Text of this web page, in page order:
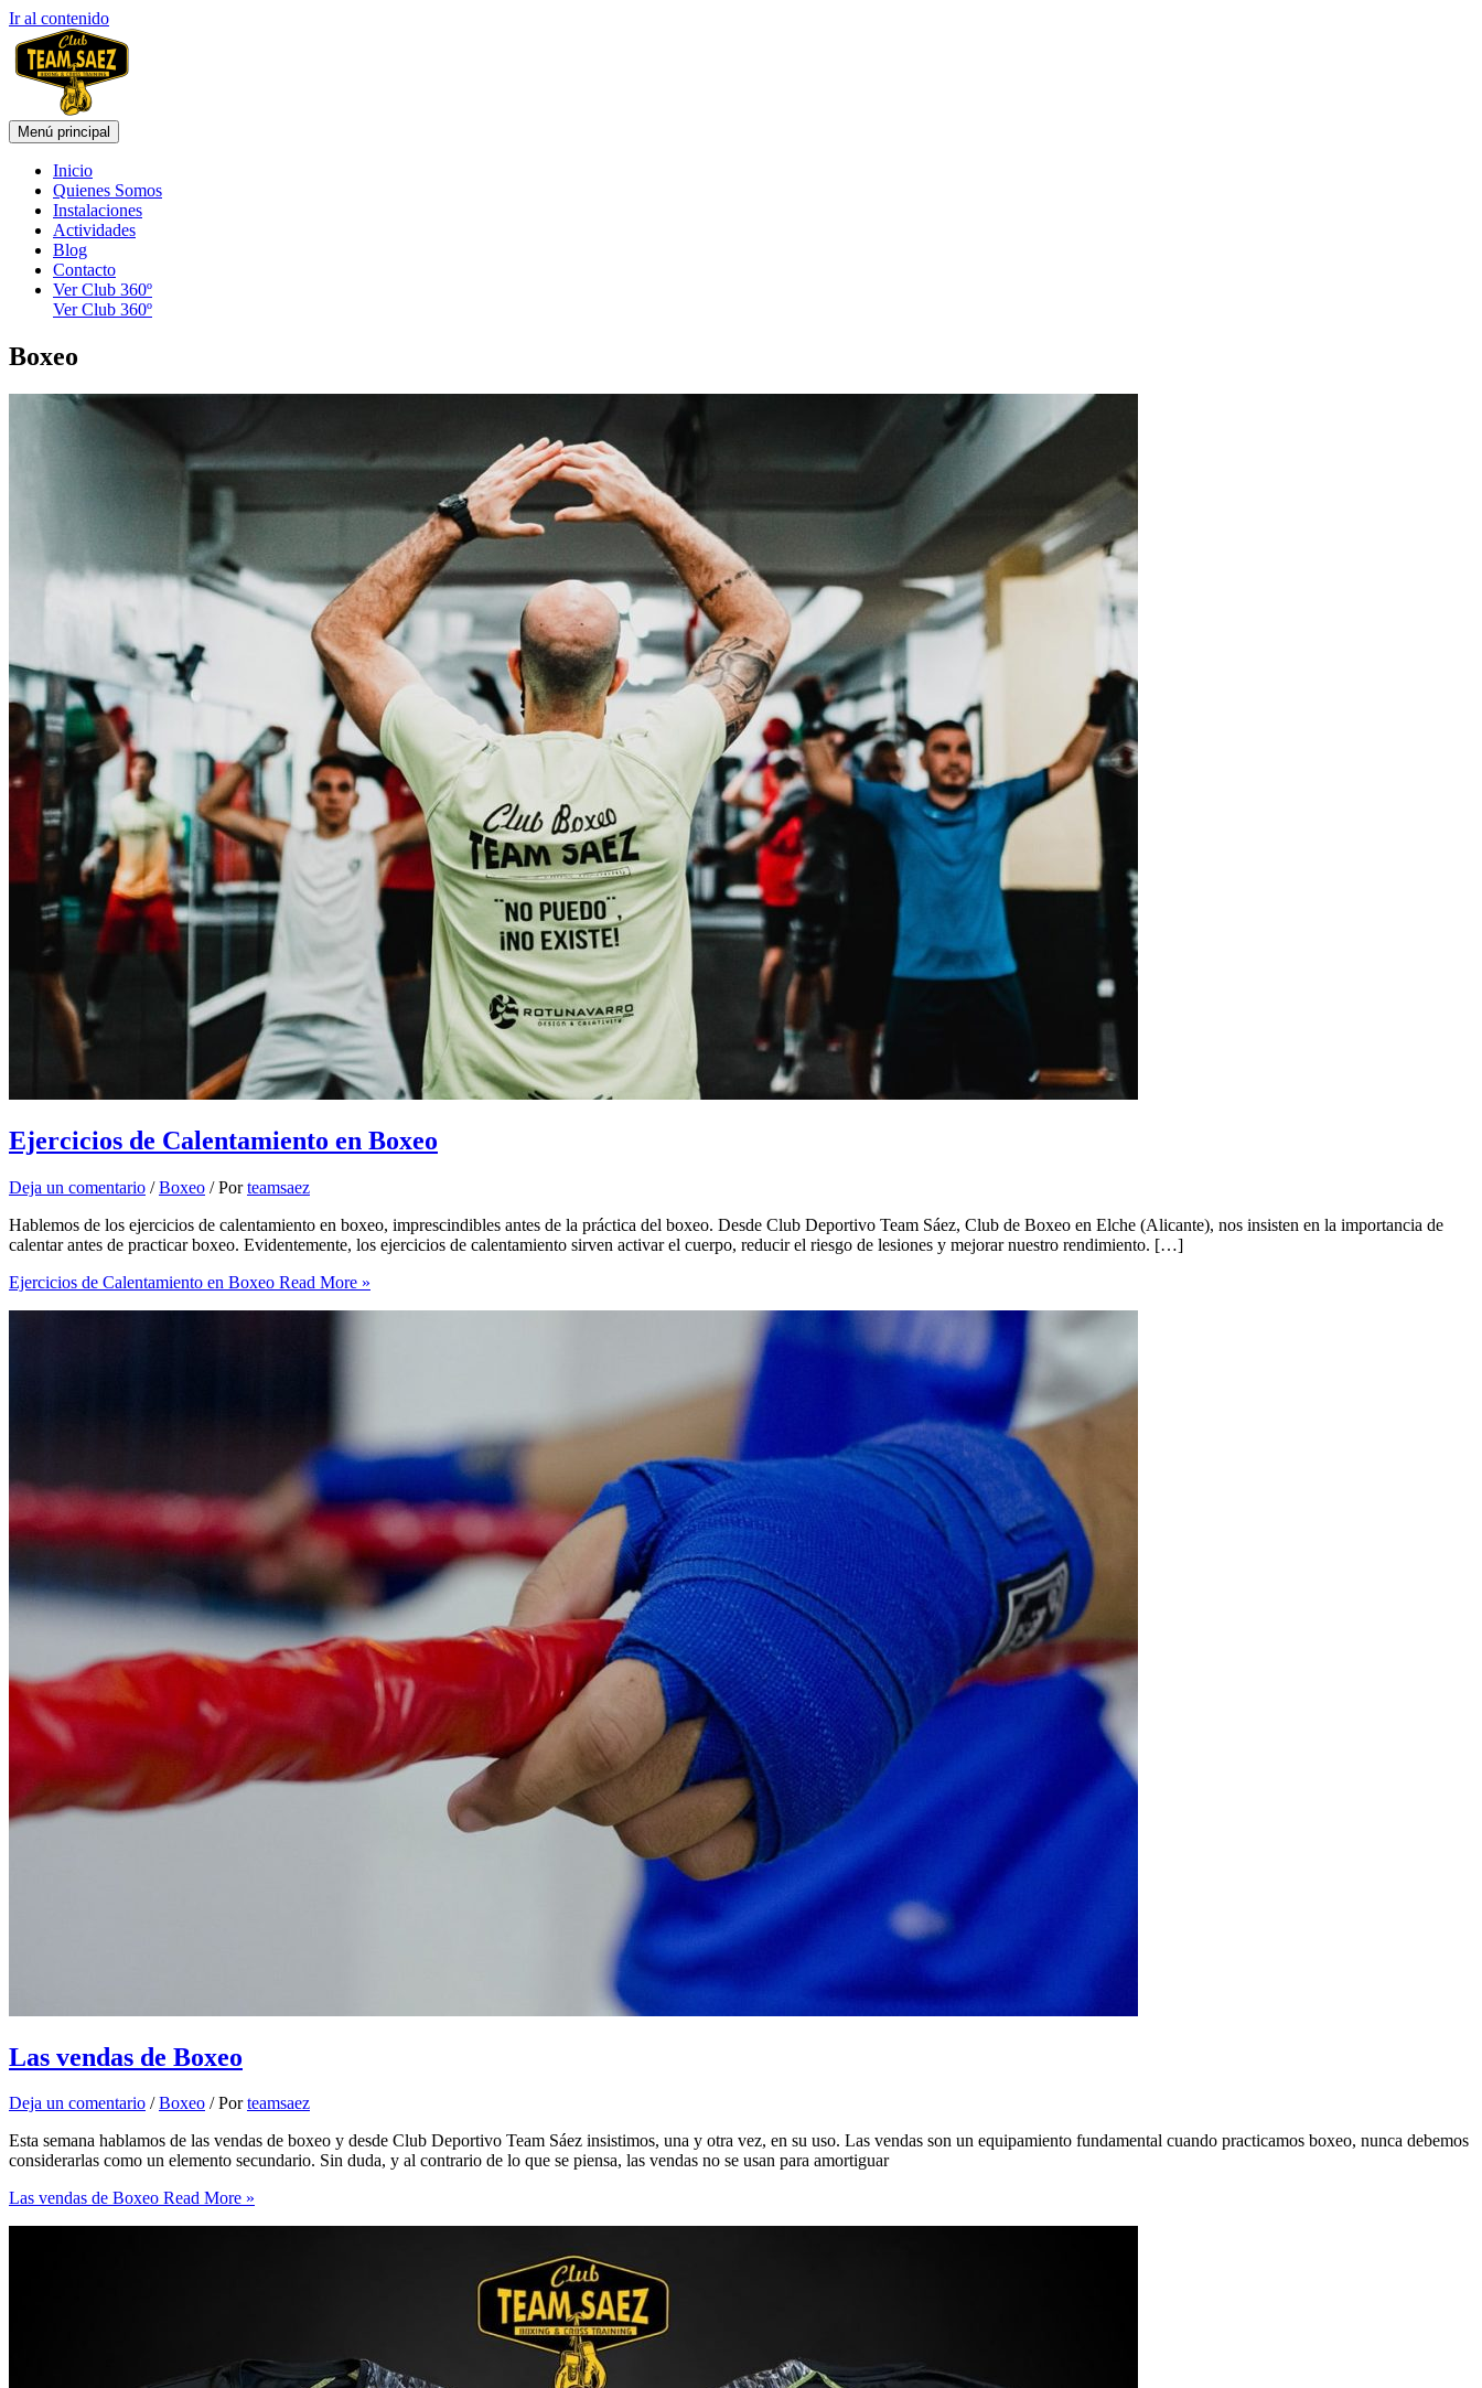
Ir al contenido
Menú principal
Inicio
Quienes Somos
Instalaciones
Actividades
Blog
Contacto
Ver Club 360º
Ver Club 360º
Boxeo
Ejercicios de Calentamiento en Boxeo
Deja un comentario /Boxeo / Porteamsaez
Hablemos de los ejercicios de calentamiento en boxeo, imprescindibles antes de la práctica del boxeo. Desde Club Deportivo Team Sáez, Club de Boxeo en Elche (Alicante), nos insisten en la importancia de
calentar antes de practicar boxeo. Evidentemente, los ejercicios de calentamiento sirven activar el cuerpo, reducir el riesgo de lesiones y mejorar nuestro rendimiento. […]
Ejercicios de Calentamiento en Boxeo Read More »
Las vendas de Boxeo
Deja un comentario /Boxeo / Porteamsaez
Esta semana hablamos de las vendas de boxeo y desde Club Deportivo Team Sáez insistimos, una y otra vez, en su uso. Las vendas son un equipamiento fundamental cuando practicamos boxeo, nunca debemos
considerarlas como un elemento secundario. Sin duda, y al contrario de lo que se piensa, las vendas no se usan para amortiguar
Las vendas de Boxeo Read More »